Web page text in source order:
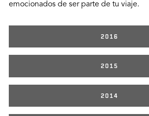
emocionados de ser parte de tu viaje.
2016
2015
2014